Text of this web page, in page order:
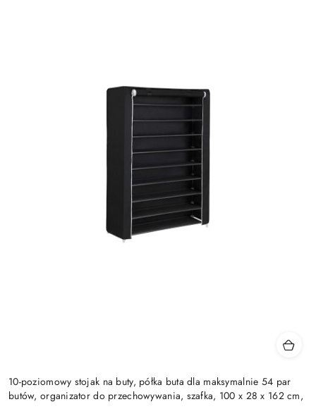
10-poziomowy stojak na buty, półka buta dla maksymalnie 54 par
butów, organizator do przechowywania, szafka, 100 x 28 x 162 cm,